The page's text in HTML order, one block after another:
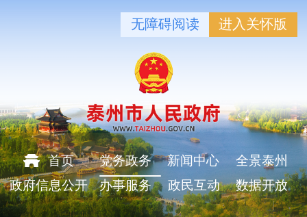
无障碍阅读 进入关怀版
首页 党务政务 新闻中心
全景泰州
政府信息公开
办事服务 政民互动 数据开放